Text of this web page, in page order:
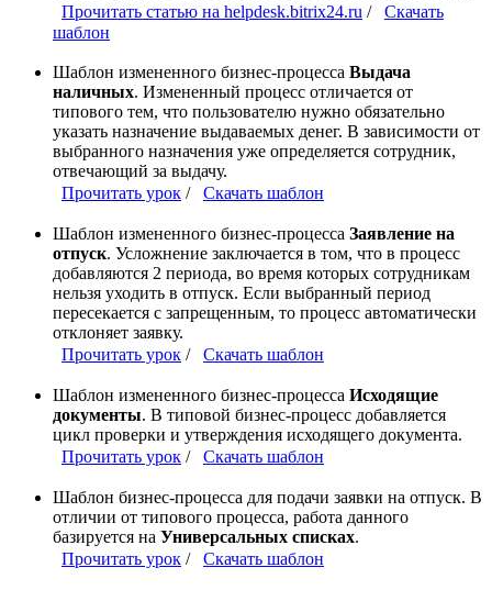
Прочитать статью на helpdesk.bitrix24.ru /
Скачать
шаблон
Шаблон измененного бизнес-процесса Выдача
наличных. Измененный процесс отличается от
типового тем, что пользователю нужно обязательно
указать назначение выдаваемых денег. В зависимости от
выбранного назначения уже определяется сотрудник,
отвечающий за выдачу.
Прочитать урок / Скачать шаблон
Шаблон измененного бизнес-процесса Заявление на
отпуск. Усложнение заключается в том, что в процесс
добавляются 2 периода, во время которых сотрудникам
нельзя уходить в отпуск. Если выбранный период
пересекается с запрещенным, то процесс автоматически
отклоняет заявку.
Прочитать урок / Скачать шаблон
Шаблон измененного бизнес-процесса Исходящие
документы. В типовой бизнес-процесс добавляется
цикл проверки и утверждения исходящего документа.
Прочитать урок / Скачать шаблон
Шаблон бизнес-процесса для подачи заявки на отпуск. В
отличии от типового процесса, работа данного
базируется на Универсальных списках.
Прочитать урок / Скачать шаблон